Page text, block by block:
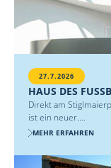
27.7.2026
HAUS DES
Direkt am
ist ein neuer....
MEHR ERFAHREN